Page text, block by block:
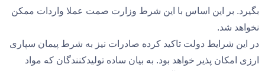
بگیرد. بر این اساس با این شرط وزارت صمت عملا واردات ممکن
نخواهد شد.
در این شرایط دولت تاکید کرده صادرات نیز به شرط پیمان سپاری
ارزی امکان پذیر خواهد بود. به بیان ساده تولیدکنندگان که مواد